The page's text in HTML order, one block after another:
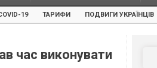
19 ТАРИФИ ПОДВИГИ УКРАЇНЦІВ
час виконувати